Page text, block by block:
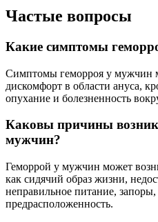
Частые вопросы
Какие симптомы
Симптомы геморроя у мужчин
дискомфорт в области ануса,
опухание и болезненность
Каковы причины
мужчин?
Геморрой у мужчин может
как сидячий образ жизни,
неправильное питание, запоры,
предрасположенность.